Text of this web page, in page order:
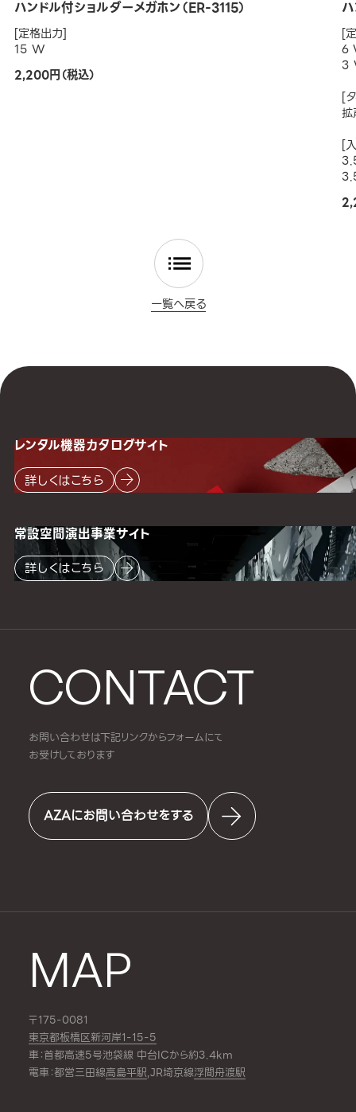
ハンドル付ショルダーメガホン（ER-3115）
[定格出力]
15 W
2,200円（税込）
[
6
3
[
[
一覧へ戻る
CONTACT
お問い合わせは下記リンクからフォームにて
お受けしております
AZAにお問い合わせをする
MAP
〒175-0081
東京都板橋区新河岸1-15-5
車：首都高速5号池袋線 中台ICから約3.4km
電車：都営三田線高島平駅,JR埼京線浮間舟渡駅
レンタル機器カタログサイト
詳しくはこちら
常設空間演出事業サイト
詳しくはこちら